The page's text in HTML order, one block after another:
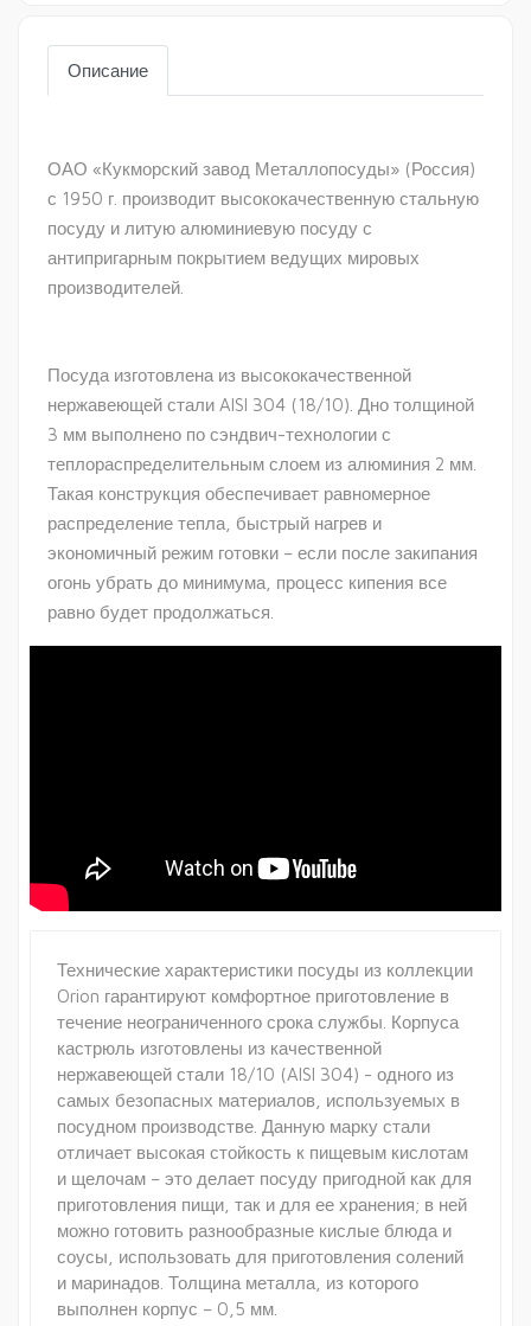
Описание
ОАО «Кукморский завод Металлопосуды» (Россия)
с 1950 г. производит высококачественную стальную
посуду и литую алюминиевую посуду с
антипригарным покрытием ведущих мировых
производителей.
Посуда изготовлена из высококачественной
нержавеющей стали AISI 304 (18/10). Дно толщиной
3 мм выполнено по сэндвич-технологии с
теплораспределительным слоем из алюминия 2 мм.
Такая конструкция обеспечивает равномерное
распределение тепла, быстрый нагрев и
экономичный режим готовки – если после закипания
огонь убрать до минимума, процесс кипения все
равно будет продолжаться.
Технические характеристики посуды из коллекции
Orion гарантируют комфортное приготовление в
течение неограниченного срока службы. Корпуса
кастрюль изготовлены из качественной
нержавеющей стали 18/10 (AISI 304) - одного из
самых безопасных материалов, используемых в
посудном производстве. Данную марку стали
отличает высокая стойкость к пищевым кислотам
и щелочам – это делает посуду пригодной как для
приготовления пищи, так и для ее хранения; в ней
можно готовить разнообразные кислые блюда и
соусы, использовать для приготовления солений
и маринадов. Толщина металла, из которого
выполнен корпус – 0,5 мм.